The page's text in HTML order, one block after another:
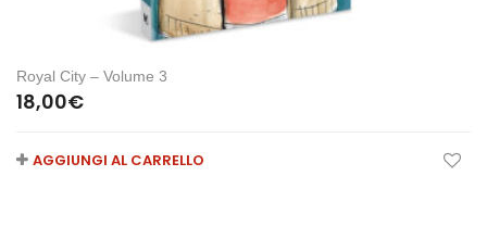
Royal City – Volume 3
18,00€
AGGIUNGI AL CARRELLO